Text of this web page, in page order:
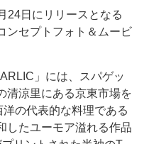
日にリリースとなる
ンセプトフォト＆ムービ
」には、スパゲッ
清涼里にある京東市場を
の代表的な料理である
したユーモア溢れる作品